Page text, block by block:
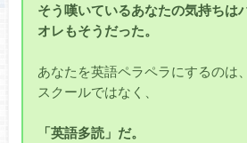
そう嘆いているあなたの気持ちは
オレもそうだった。
あなたを英語ペラペラにするのは
スクールではなく、
「英語多読」だ。